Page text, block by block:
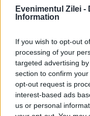
Evenimentul Zilei -
Information
If you wish to opt-out
processing of your
targeted advertising
section to confirm
opt-out request is
interest-based ads
us or personal
uitată.